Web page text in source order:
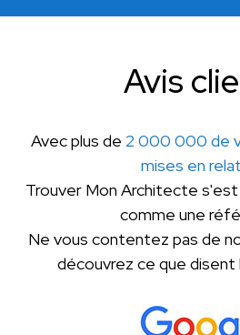
Avis
Avec plus de 2 000 000 de
mises en
Trouver Mon Architecte
comme une
Ne vous contentez pas de
découvrez ce que